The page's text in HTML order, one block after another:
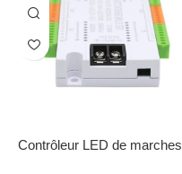
Contrôleur LED de marches